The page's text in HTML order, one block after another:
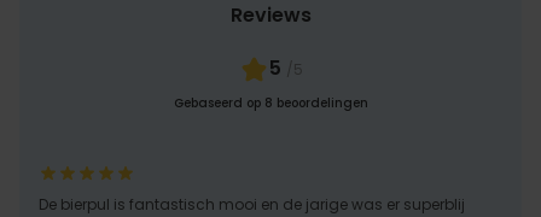
Reviews
5 /5
Gebaseerd op 8 beoordelingen
De bierpul is fantastisch mooi en de jarige was er superblij